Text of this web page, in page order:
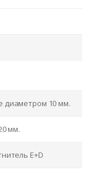
диаметром 10 мм.
мм.
E+D